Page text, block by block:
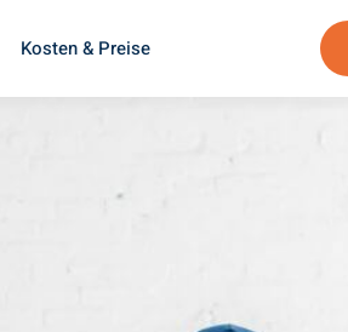
Kosten & Preise